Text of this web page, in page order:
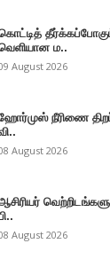
ம..
August 2026
நீரிணை
August 2026
August 2026